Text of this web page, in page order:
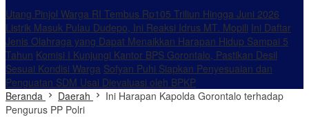
Utang Pinjol Warga RI Tembus Rp105 Triliun Hingga Juni 2026
Listrik Masuk Pulau Dudepo, Ini Reaksi Idrus MT. Mopili Ini Daftar
Jenis Olahraga yang Dapat Menaikkan Harapan Hidup Sampai 5
Tahun Komisi I Kunjungi Kantor BPS Gorontalo, Pastikan Desil
Sesuai Kondisi Warga Sofyan Puhi Siapkan Penyesuaian dan
Penguatan SDM Usai Dievaluasi oleh BPKP
Beranda
Daerah
Ini Harapan Kapolda Gorontalo terhadap
Pengurus PP Polri